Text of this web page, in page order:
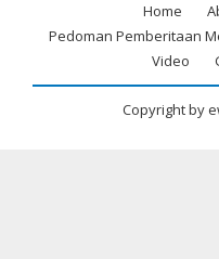
Footer
Home
Pedoman Pemberitaan
Video
Copyright by